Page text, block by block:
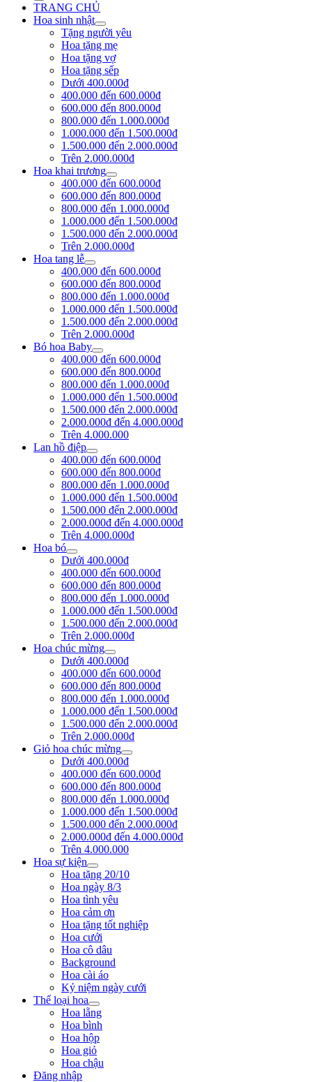
TRANG CHỦ
Hoa sinh nhật
Tặng người yêu
Hoa tặng mẹ
Hoa tặng vợ
Hoa tặng sếp
Dưới 400.000đ
400.000 đến 600.000đ
600.000 đến 800.000đ
800.000 đến 1.000.000đ
1.000.000 đến 1.500.000đ
1.500.000 đến 2.000.000đ
Trên 2.000.000đ
Hoa khai trương
400.000 đến 600.000đ
600.000 đến 800.000đ
800.000 đến 1.000.000đ
1.000.000 đến 1.500.000đ
1.500.000 đến 2.000.000đ
Trên 2.000.000đ
Hoa tang lễ
400.000 đến 600.000đ
600.000 đến 800.000đ
800.000 đến 1.000.000đ
1.000.000 đến 1.500.000đ
1.500.000 đến 2.000.000đ
Trên 2.000.000đ
Bó hoa Baby
400.000 đến 600.000đ
600.000 đến 800.000đ
800.000 đến 1.000.000đ
1.000.000 đến 1.500.000đ
1.500.000 đến 2.000.000đ
2.000.000đ đến 4.000.000đ
Trên 4.000.000
Lan hồ điệp
400.000 đến 600.000đ
600.000 đến 800.000đ
800.000 đến 1.000.000đ
1.000.000 đến 1.500.000đ
1.500.000 đến 2.000.000đ
2.000.000đ đến 4.000.000đ
Trên 4.000.000đ
Hoa bó
Dưới 400.000đ
400.000 đến 600.000đ
600.000 đến 800.000đ
800.000 đến 1.000.000đ
1.000.000 đến 1.500.000đ
1.500.000 đến 2.000.000đ
Trên 2.000.000đ
Hoa chúc mừng
Dưới 400.000đ
400.000 đến 600.000đ
600.000 đến 800.000đ
800.000 đến 1.000.000đ
1.000.000 đến 1.500.000đ
1.500.000 đến 2.000.000đ
Trên 2.000.000đ
Giỏ hoa chúc mừng
Dưới 400.000đ
400.000 đến 600.000đ
600.000 đến 800.000đ
800.000 đến 1.000.000đ
1.000.000 đến 1.500.000đ
1.500.000 đến 2.000.000đ
2.000.000đ đến 4.000.000đ
Trên 4.000.000
Hoa sự kiện
Hoa tặng 20/10
Hoa ngày 8/3
Hoa tình yêu
Hoa cảm ơn
Hoa tặng tốt nghiệp
Hoa cưới
Hoa cô dâu
Background
Hoa cài áo
Kỷ niệm ngày cưới
Thể loại hoa
Hoa lẵng
Hoa bình
Hoa hộp
Hoa giỏ
Hoa chậu
Đăng nhập